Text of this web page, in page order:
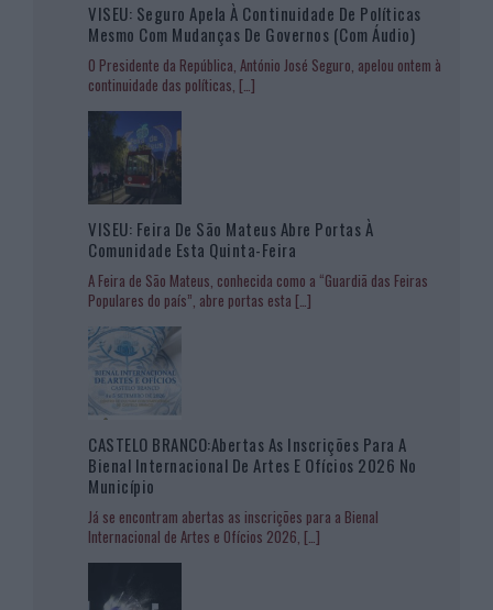
VISEU: Seguro Apela À Continuidade De Políticas
Mesmo Com Mudanças De Governos (com Áudio)
O Presidente da República, António José Seguro, apelou ontem à
continuidade das políticas, […]
VISEU: Feira De São Mateus Abre Portas À
Comunidade Esta Quinta-Feira
A Feira de São Mateus, conhecida como a “Guardiã das Feiras
Populares do país”, abre portas esta […]
CASTELO BRANCO:Abertas As Inscrições Para A
Bienal Internacional De Artes E Ofícios 2026 No
Município
Já se encontram abertas as inscrições para a Bienal
Internacional de Artes e Ofícios 2026, […]